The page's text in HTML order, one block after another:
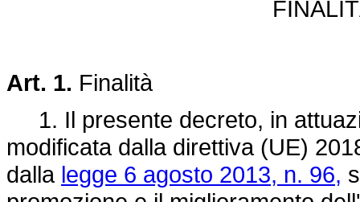
Art. 1. Finalità
1. Il presente decreto, in
modificata dalla direttiva (UE)
dalla legge 6 agosto 2013, n. 96,